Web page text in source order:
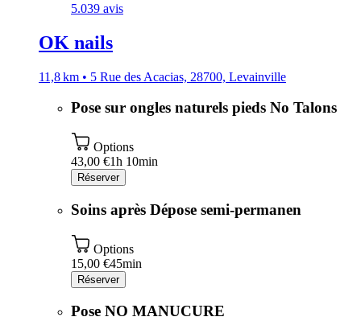
5.039 avis
OK nails
11,8 km • 5 Rue des Acacias, 28700, Levainville
Pose sur ongles naturels pieds No Talons
Options
43,00 €1h 10min
Réserver
Soins après Dépose semi-permanen
Options
15,00 €45min
Réserver
Pose NO MANUCURE